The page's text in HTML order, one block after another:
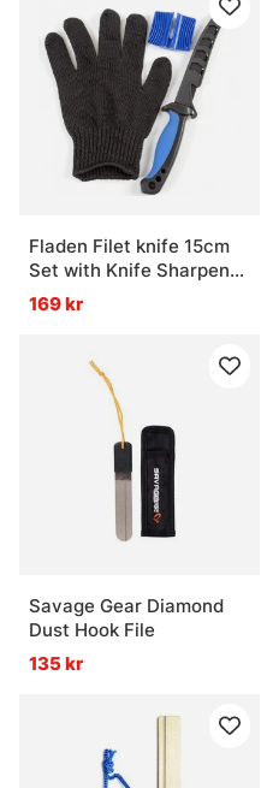
Fladen Filet knife 15cm
Set with Knife Sharpener
And Glove
169 kr
Savage Gear Diamond
Dust Hook File
135 kr